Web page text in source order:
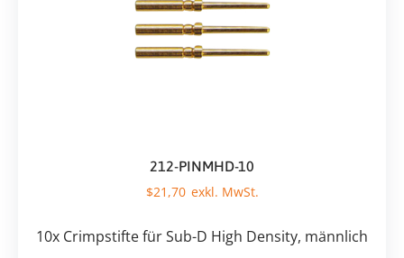
212-PINMHD-10
$21,70
10x Crimpstifte für Sub-D High Density, männlich